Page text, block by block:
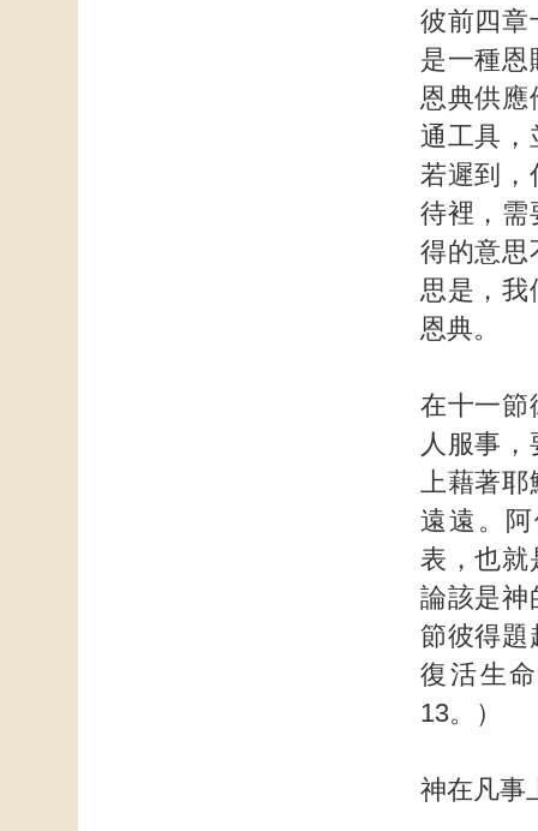
彼前四章
是一種恩
恩典供應
通工具，
若遲到，
待裡，需
得的意思
思是，我
恩典。
在十一節
人服事
上藉著耶
遠遠。
表，也就
論該是神
節彼得題
復活生
13。）
神在凡事